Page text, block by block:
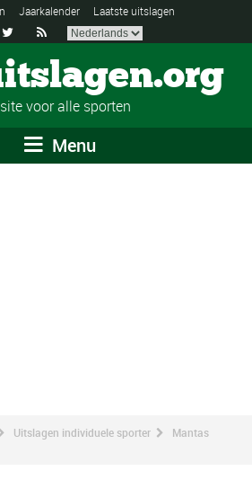
Jaarkalender Laatste uitslagen
 
voor alle sporten
Menu
Uitslagen individuele sporter
Mantas